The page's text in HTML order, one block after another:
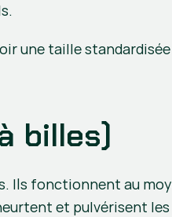
une taille
billes)
Ils fonctionnent au
et pulvérisent